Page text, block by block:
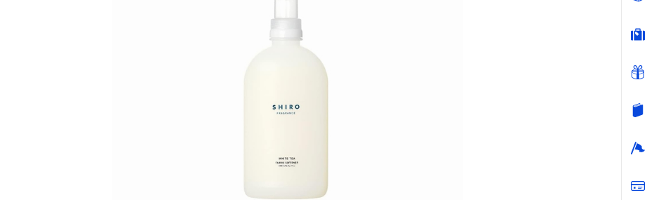
P&G レノア ハ
肌触りに
トティー/アロ
軟仕上げ剤 ス
ッドリリー/ハ
ンサムリーフな
レッシュシトラ
シュシトラス/